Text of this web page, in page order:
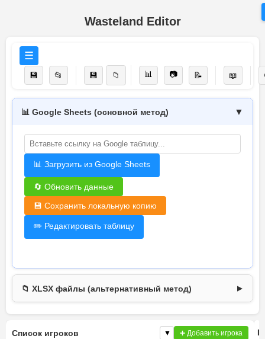
Wasteland Editor
☰
💾 📂 💾 📁 📊 📷 📝 📖
📊 Google Sheets (основной метод) ▼
📊 Загрузить из Google Sheets
🔄 Обновить данные
💾 Сохранить локальную копию
✏️ Редактировать таблицу
📁 XLSX файлы (альтернативный метод) ▼
📁 Выбрать файл
📁 Загрузить (новый маппинг)
Список игроков ▼ ➕ Добавить игрока